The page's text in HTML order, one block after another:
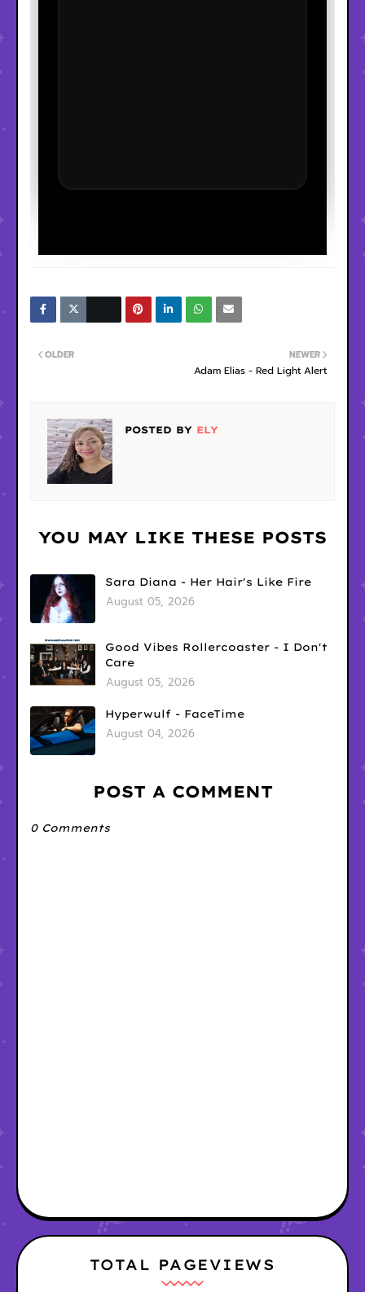
NEWER
Adam Elias - Red Light Alert
OLDER
POSTED BY ELY
YOU MAY LIKE THESE POSTS
Sara Diana - Her Hair's Like Fire
August 05, 2026
Good Vibes Rollercoaster - I Don't
Care
August 05, 2026
Hyperwulf - FaceTime
August 04, 2026
POST A COMMENT
0 Comments
TOTAL PAGEVIEWS